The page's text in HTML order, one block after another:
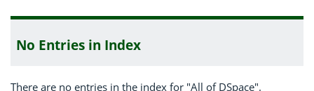
No Entries in Index
There are no entries in the index for "All of DSpace".